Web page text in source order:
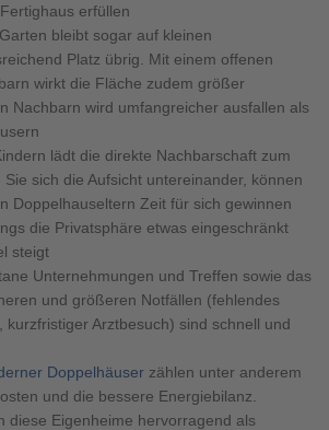
erfüllen
bleibt sogar auf kleinen
Platz übrig. Mit einem offenen
wirkt die Fläche zudem größer
Nachbarn wird umfangreicher ausfallen als
lädt die direkte Nachbarschaft zum
Sie sich die Aufsicht untereinander, können
Doppelhauseltern Zeit für sich gewinnen
die Privatsphäre etwas eingeschränkt
steigt
Unternehmungen und Treffen sowie das
und größeren Notfällen (fehlendes
kurzfristiger Arztbesuch) sind schnell und
Doppelhäuser zählen unter anderem
und die bessere Energiebilanz.
diese Eigenheime hervorragend als